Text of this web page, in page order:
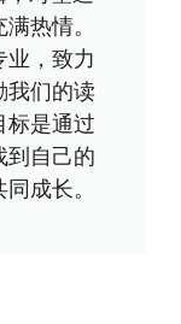
热情。
，致力
我们的读
标是通过
到自己的
成长。